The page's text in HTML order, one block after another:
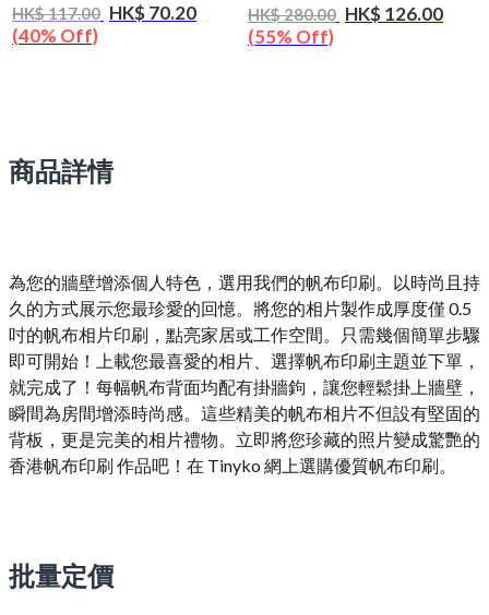
HK$ 117.00 HK$ 70.20
(40% Off)
HK$ 280.00 HK$ 126.00
(55% Off)
商品詳情
為您的牆壁增添個人特色，選用我們的帆布印刷。以時尚且持
久的方式展示您最珍愛的回憶。將您的相片製作成厚度僅 0.5
吋的帆布相片印刷，點亮家居或工作空間。只需幾個簡單步驟
即可開始！上載您最喜愛的相片、選擇帆布印刷主題並下單，
就完成了！每幅帆布背面均配有掛牆鉤，讓您輕鬆掛上牆壁，
瞬間為房間增添時尚感。這些精美的帆布相片不但設有堅固的
背板，更是完美的相片禮物。立即將您珍藏的照片變成驚艷的
香港帆布印刷 作品吧！在 Tinyko 網上選購優質帆布印刷。
批量定價